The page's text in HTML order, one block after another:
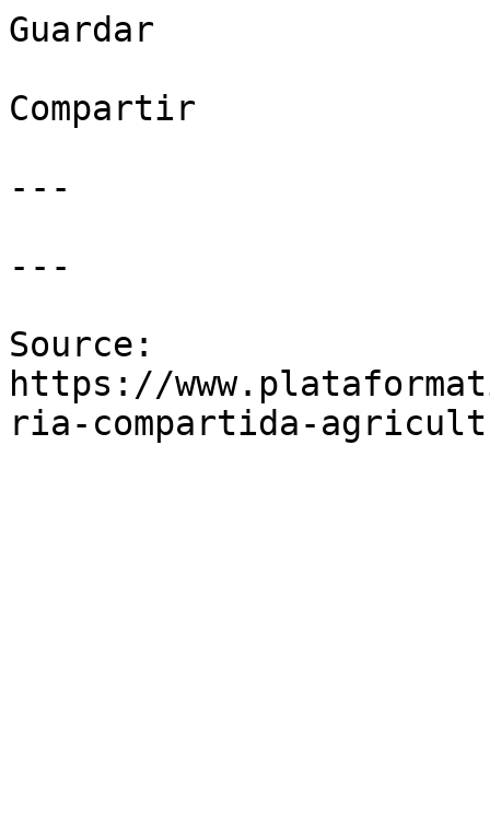
Guardar
Compartir
---
---
Source:
https://